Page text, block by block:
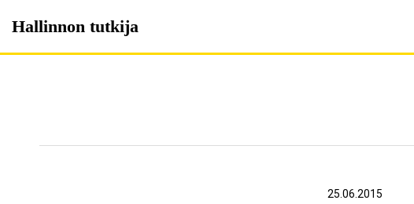
toHallinnon tutkija
25.06.2015